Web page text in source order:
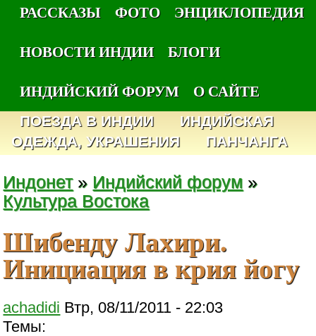
РАССКАЗЫ
ФОТО
ЭНЦИКЛОПЕДИЯ
НОВОСТИ ИНДИИ
БЛОГИ
ИНДИЙСКИЙ ФОРУМ
О САЙТЕ
ПОЕЗДА В ИНДИИ
ИНДИЙСКАЯ
ОДЕЖДА, УКРАШЕНИЯ
ПАНЧАНГА
Индонет» Индийский форум »
Культура Востока
Шибенду Лахири.
Инициация в крия йогу
achadidi Втр, 08/11/2011 - 22:03
Темы: